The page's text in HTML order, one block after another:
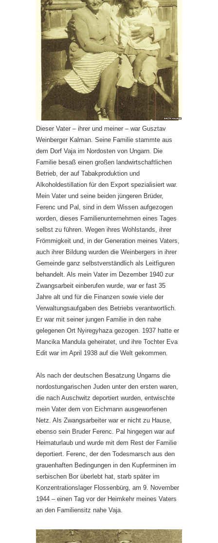
Dieser Vater – ihrer und meiner – war Gusztav
Weinberger Kalman. Seine Familie stammte aus
dem Dorf Vaja im Nordosten von Ungarn. Die
Familie besaß einen großen landwirtschaftlichen
Betrieb, der auf Tabakproduktion und
Alkoholdestillation für den Export spezialisiert war.
Mein Vater und seine beiden jüngeren Brüder,
Ferenc und Pal, sind in dem Wissen aufgezogen
worden, dieses Familienunternehmen eines Tages
selbst zu führen. Wegen ihres Wohlstands, ihrer
Frömmigkeit und, in der Generation meines Vaters,
auch ihrer Bildung wurden die Weinbergers in ihrer
Gemeinde ganz selbstverständlich als Leitfiguren
behandelt. Als mein Vater im Dezember 1940 zur
Zwangsarbeit einberufen wurde, war er fast 35
Jahre alt und für die Finanzen sowie viele der
Verwaltungsaufgaben des Betriebs verantwortlich.
Er war mit seiner jungen Familie in den nahe
gelegenen Ort Nyiregyhaza gezogen. 1937 hatte er
Mancika Mandula geheiratet, und ihre Tochter Eva
Edit war im April 1938 auf die Welt gekommen.
Als nach der deutschen Besatzung Ungarns die
nordostungarischen Juden unter den ersten waren,
die nach Auschwitz deportiert wurden, entwischte
mein Vater dem von Eichmann ausgeworfenen
Netz. Als Zwangsarbeiter war er nicht zu Hause,
ebenso sein Bruder Ferenc. Pal hingegen war auf
Heimaturlaub und wurde mit dem Rest der Familie
deportiert. Ferenc, der den Todesmarsch aus den
grauenhaften Bedingungen in den Kupferminen im
serbischen Bor überlebt hat, starb später im
Konzentrationslager Flossenbürg, am 9. November
1944 – einen Tag vor der Heimkehr meines Vaters
an den Familiensitz nahe Vaja.